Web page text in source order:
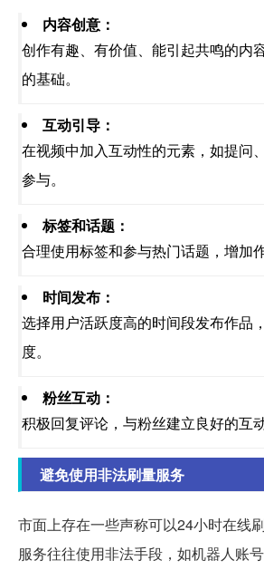
内容创意：
创作有趣、有价值、能引起共鸣的内
的基础。
互动引导：
在视频中加入互动性的元素，如提问
参与。
标签和话题：
合理使用标签和参与热门话题，增加
时间发布：
选择用户活跃度高的时间段发布作品
度。
粉丝互动：
积极回复评论，与粉丝建立良好的互动
避免使用非法刷量服务
市面上存在一些声称可以24小时在线
服务往往使用非法手段，如机器人账